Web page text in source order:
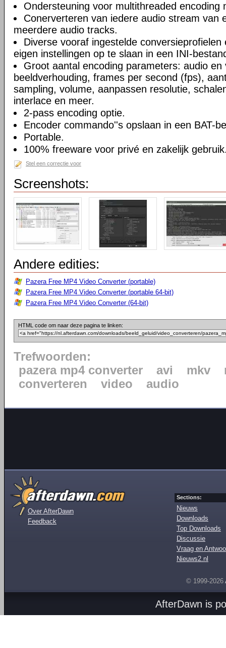
Ondersteuning voor multithreaded encoding
Conerverteren van iedere audio stream van
meerdere audio tracks.
Diverse vooraf ingestelde
eigen instellingen op te slaan in een INI-
Groot aantal encoding parameters: audio en
beeldverhouding, frames per second (fps),
sampling, volume, aanpassen resolutie,
interlace en meer.
2-pass encoding optie.
Encoder commando''s opslaan in een BAT-
Portable.
100% freeware voor privé en zakelijk
Stel een correctie voor
Screenshots:
Andere edities:
Pazera Free MP4 Video Converter (portable)
Pazera Free MP4 Video Converter (portable 64-bit)
Pazera Free MP4 Video Converter (64-bit)
HTML code om naar deze pagina te linken:
Trefwoorden:
pazera mp4 converter
avi mkv
converteren
video audio
Over AfterDawn
Feedback
Sections:
Nieuws
Downloads
Top Downloads
Discussie
Vraag en
Nieuws2.nl
© 1999-2026
AfterDawn is